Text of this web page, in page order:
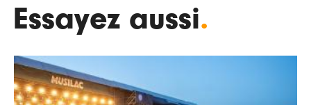
Essayez aussi.